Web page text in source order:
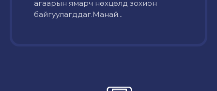
агаарын ямарч нөхцөлд зохион
байгуулагддаг.Манай...